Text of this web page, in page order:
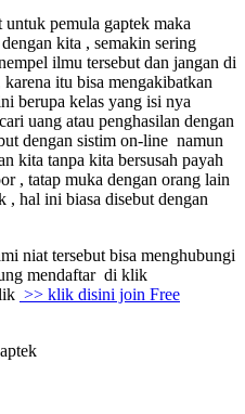
pemula gaptek maka
kita , semakin sering
ilmu tersebut dan jangan di
itu bisa mengakibatkan
berupa kelas yang isi nya
uang atau penghasilan dengan
dengan sistim on-line namun
kita tanpa kita bersusah payah
, tatap muka dengan orang lain
, hal ini biasa disebut dengan
niat tersebut bisa menghubungi
mendaftar di klik
>> klik disini join Free